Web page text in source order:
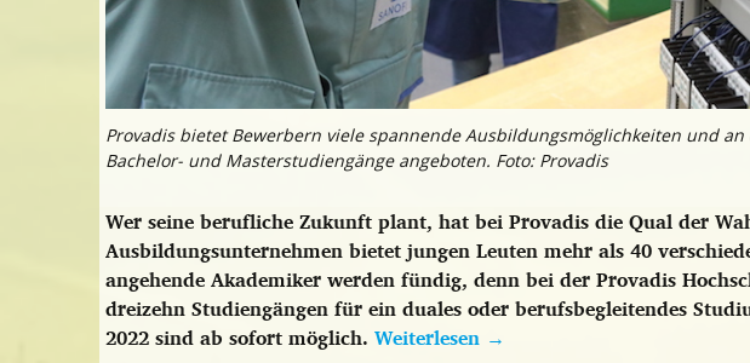
Provadis bietet Bewerbern viele spannende Ausbildungsmöglichkeiten und
Bachelor- und Masterstudiengänge angeboten. Foto: Provadis
Wer seine berufliche Zukunft plant, hat bei Provadis die Qual der
Ausbildungsunternehmen bietet jungen Leuten mehr als 40
angehende Akademiker werden fündig, denn bei der Provadis
dreizehn Studiengängen für ein duales oder berufsbegleitendes
2022 sind ab sofort möglich. Weiterlesen →